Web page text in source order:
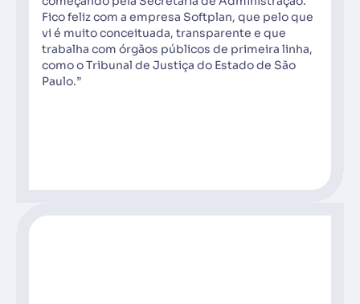
Fico feliz com a empresa Softplan, que pelo que
vi é muito conceituada, transparente e que
trabalha com órgãos públicos de primeira linha,
como o Tribunal de Justiça do Estado de São
Paulo.”